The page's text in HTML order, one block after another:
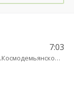
7:03
Памятник А.Космодемьянскому(Балтийское шоссе) трасса